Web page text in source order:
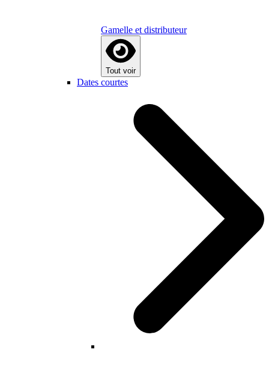
Gamelle et distributeur
Tout voir
Dates courtes